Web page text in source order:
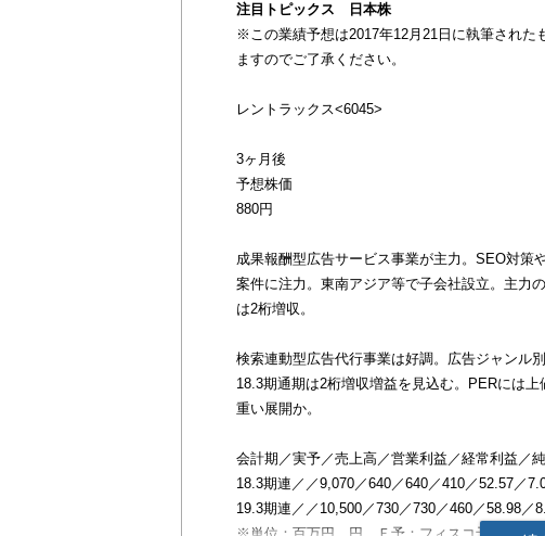
注目トピックス 日本株
※この業績予想は2017年12月21日に執筆された
ますのでご了承ください。
レントラックス<6045>
3ヶ月後
予想株価
880円
成果報酬型広告サービス事業が主力。SEO対策
案件に注力。東南アジア等で子会社設立。主力
は2桁増収。
検索連動型広告代行事業は好調。広告ジャンル
18.3期通期は2桁増収増益を見込む。PERには
重い展開か。
会計期／実予／売上高／営業利益／経常利益／
18.3期連／／9,070／640／640／410／52.57／
19.3期連／／10,500／730／730／460／58.98／